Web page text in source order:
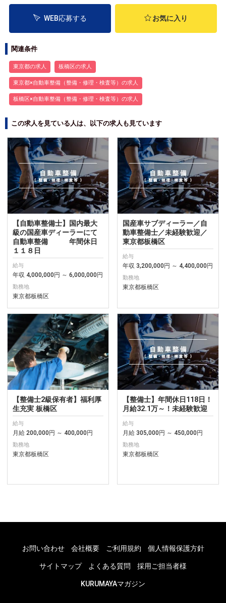
WEB応募する お気に入り
関連条件
東京都の求人 板橋区の求人
東京都×自動車整備（整備・修理・検査等）の求人
板橋区×自動車整備（整備・修理・検査等）の求人
この求人を見ている人は、以下の求人も見ています
【自動車整備士】国内最大
級の国産車ディーラーにて
自動車整備 年間休日
１１８日
給与
年収 4,000,000円 ～ 6,000,000円
勤務地
東京都板橋区
国産車サブディーラー／自
動車整備士／未経験歓迎／
東京都板橋区
給与
年収 3,200,000円 ～ 4,400,000円
勤務地
東京都板橋区
【整備士2級保有者】福利厚
生充実 板橋区
給与
月給 200,000円 ～ 400,000円
勤務地
東京都板橋区
【整備士】年間休日118日！
月給32.1万～！未経験歓迎
給与
月給 305,000円 ～ 450,000円
勤務地
東京都板橋区
お問い合わせ 会社概要 ご利用規約 個人情報保護方針
サイトマップ よくある質問 採用ご担当者様
KURUMAYAマガジン